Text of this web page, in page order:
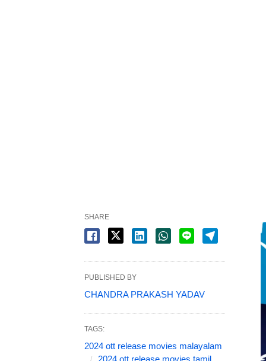
SHARE
PUBLISHED BY
CHANDRA PRAKASH YADAV
TAGS:
2024 ott release movies malayalam
2024 ott release movies tamil